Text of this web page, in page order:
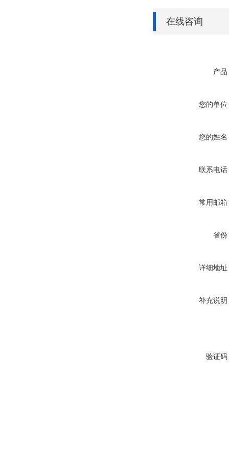
在线咨询
产品
您的单位
您的姓名
联系电话
常用邮箱
省份
详细地址
补充说明
验证码